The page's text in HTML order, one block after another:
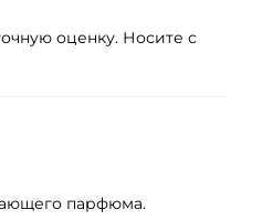
оценку. Носите с
парфюма.